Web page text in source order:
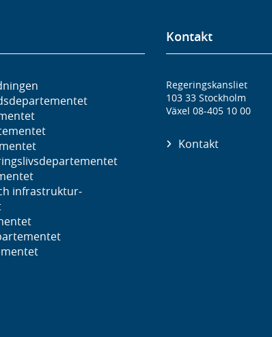
infrastruktur­
Kontakt
Regeringskansliet
103 33 Stockholm
Växel 08-405 10 00
Kontakt